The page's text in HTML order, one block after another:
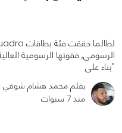
1618
الرسومي, فقوتها الرسومية
"بناء على
بقلم محمد هشام شوقي
منذ 7 سنوات